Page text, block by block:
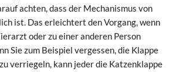
achten, dass der Mechanismus von
ist. Das erleichtert den Vorgang, wenn
oder zu einer anderen Person
Sie zum Beispiel vergessen, die Klappe
verriegeln, kann jeder die Katzenklappe